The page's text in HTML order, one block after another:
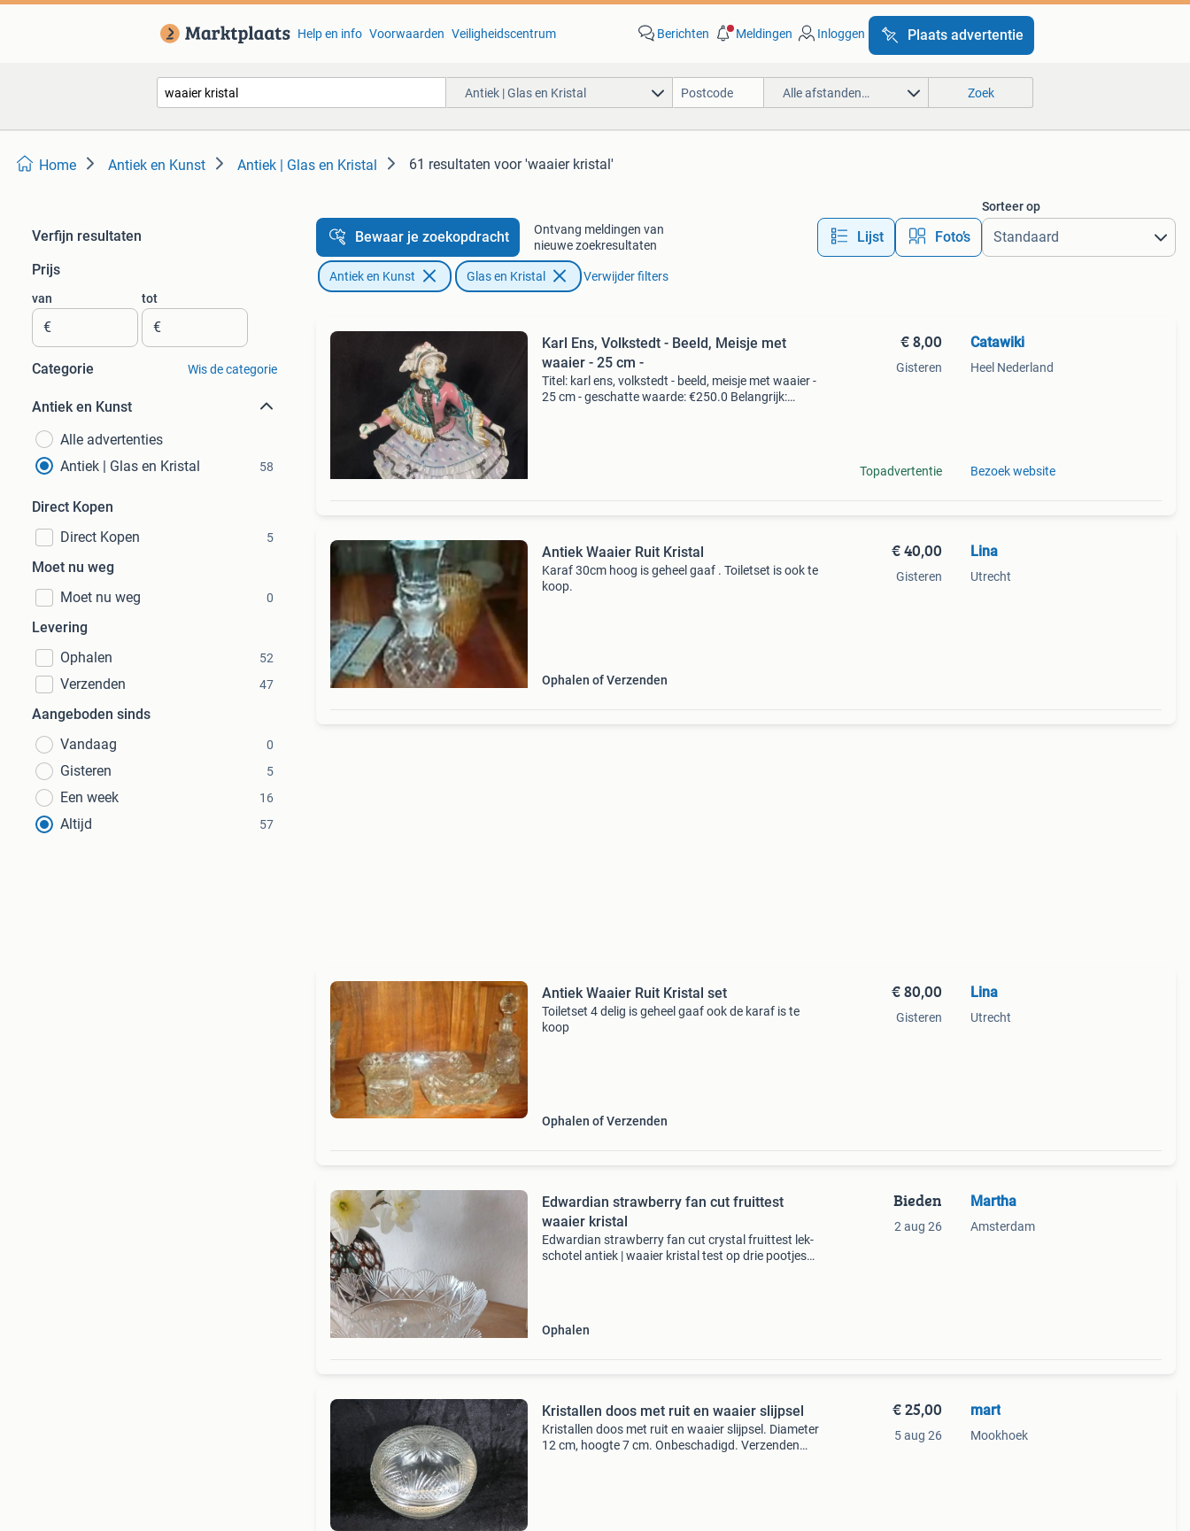
Help en info Voorwaarden Veiligheidscentrum Berichten Meldingen Inloggen Plaats advertentie
Antiek | Glas en Kristal Alle afstanden… Zoek
Home Antiek en Kunst Antiek | Glas en Kristal 61 resultaten voor 'waaier kristal'
Verfijn resultaten
Prijs
van
€
tot
€
Categorie Wis de categorie
Antiek en Kunst
Alle advertenties
Antiek | Glas en Kristal
58
Direct Kopen
Direct Kopen
5
Moet nu weg
Moet nu weg
0
Levering
Ophalen
52
Verzenden 47
Aangeboden sinds
Vandaag
0
Gisteren 5
Een week 16
Altijd 57
Bewaar je zoekopdracht
Ontvang meldingen van
nieuwe zoekresultaten
Lijst Foto’s
Sorteer op
Antiek en Kunst Glas en Kristal Verwijder filters
Karl Ens, Volkstedt - Beeld, Meisje met
waaier - 25 cm -
Titel: karl ens, volkstedt - beeld, meisje met waaier -
25 cm - geschatte waarde: €250.0 Belangrijk:
€ 8,00
Gisteren
Topadvertentie
Catawiki
Heel Nederland
Bezoek website
Antiek Waaier Ruit Kristal
Karaf 30cm hoog is geheel gaaf . Toiletset is ook te
koop.
Ophalen of Verzenden
€ 40,00
Gisteren
Lina
Utrecht
Antiek Waaier Ruit Kristal set
Toiletset 4 delig is geheel gaaf ook de karaf is te
koop
Ophalen of Verzenden
€ 80,00
Gisteren
Lina
Utrecht
Edwardian strawberry fan cut fruittest
waaier kristal
Edwardian strawberry fan cut crystal fruittest lek-
schotel antiek | waaier kristal test op drie pootjes
Ophalen
Bieden
2 aug 26
Martha
Amsterdam
Kristallen doos met ruit en waaier slijpsel
Kristallen doos met ruit en waaier slijpsel. Diameter
12 cm, hoogte 7 cm. Onbeschadigd. Verzenden
€ 25,00
5 aug 26
mart
Mookhoek